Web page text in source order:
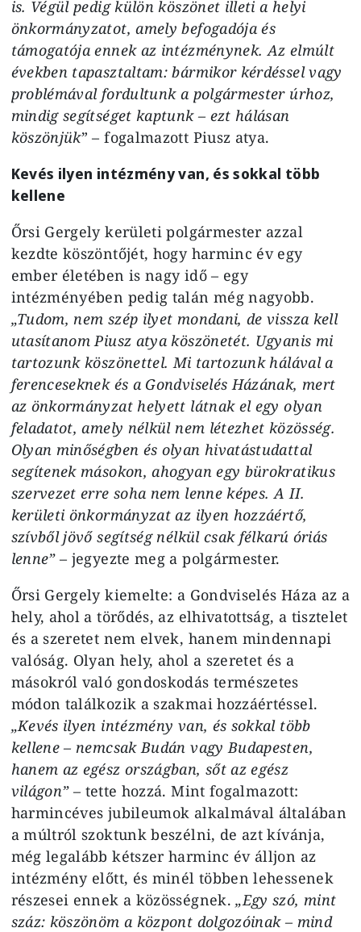
is. Végül pedig külön köszönet illeti a helyi
önkormányzatot, amely befogadója és
támogatója ennek az intézménynek. Az elmúlt
években tapasztaltam: bármikor kérdéssel vagy
problémával fordultunk a polgármester úrhoz,
mindig segítséget kaptunk – ezt hálásan
köszönjük” – fogalmazott Piusz atya.
Kevés ilyen intézmény van, és sokkal több
kellene
Őrsi Gergely kerületi polgármester azzal
kezdte köszöntőjét, hogy harminc év egy
ember életében is nagy idő – egy
intézményében pedig talán még nagyobb.
„Tudom, nem szép ilyet mondani, de vissza kell
utasítanom Piusz atya köszönetét. Ugyanis mi
tartozunk köszönettel. Mi tartozunk hálával a
ferenceseknek és a Gondviselés Házának, mert
az önkormányzat helyett látnak el egy olyan
feladatot, amely nélkül nem létezhet közösség.
Olyan minőségben és olyan hivatástudattal
segítenek másokon, ahogyan egy bürokratikus
szervezet erre soha nem lenne képes. A II.
kerületi önkormányzat az ilyen hozzáértő,
szívből jövő segítség nélkül csak félkarú óriás
lenne”– jegyezte meg a polgármester.
Őrsi Gergely kiemelte: a Gondviselés Háza az a
hely, ahol a törődés, az elhivatottság, a tisztelet
és a szeretet nem elvek, hanem mindennapi
valóság. Olyan hely, ahol a szeretet és a
másokról való gondoskodás természetes
módon találkozik a szakmai hozzáértéssel.
„Kevés ilyen intézmény van, és sokkal több
kellene – nemcsak Budán vagy Budapesten,
hanem az egész országban, sőt az egész
világon” – tette hozzá. Mint fogalmazott:
harmincéves jubileumok alkalmával általában
a múltról szoktunk beszélni, de azt kívánja,
még legalább kétszer harminc év álljon az
intézmény előtt, és minél többen lehessenek
részesei ennek a közösségnek.„Egy szó, mint
száz: köszönöm a központ dolgozóinak – mind